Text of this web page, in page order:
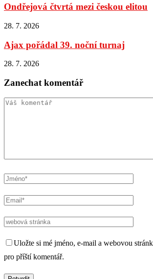
Ondřejová čtvrtá mezi českou elitou
28. 7. 2026
Ajax pořádal 39. noční turnaj
28. 7. 2026
Zanechat komentář
Uložte si mé jméno, e-mail a webovou
pro příští komentář.